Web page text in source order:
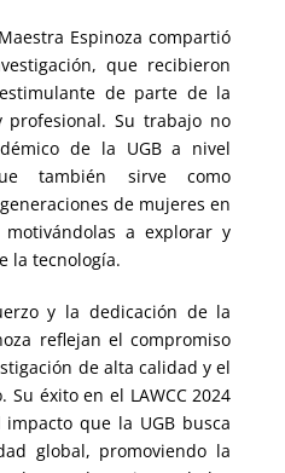
Espinoza compartió
que recibieron
de parte de la
profesional. Su trabajo no
de la UGB a nivel
también sirve como
de mujeres en
a explorar y
la tecnología.
y la dedicación de la
reflejan el compromiso
de alta calidad y el
Su éxito en el LAWCC 2024
que la UGB busca
global, promoviendo la